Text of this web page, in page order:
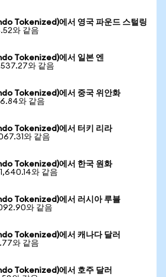
Tokenized)에서 영국 파운드 스털링
와 같음
Tokenized)에서 일본 엔
와 같음
Tokenized)에서 중국 위안화
와 같음
Tokenized)에서 터키 리라
와 같음
Tokenized)에서 한국 원화
와 같음
Tokenized)에서 러시아 루블
와 같음
Tokenized)에서 캐나다 달러
와 같음
Tokenized)에서 호주 달러